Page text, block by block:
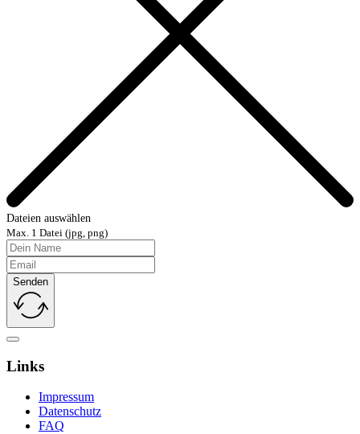
Dateien auswählen
Max. 1 Datei (jpg, png)
Senden
Links
Impressum
Datenschutz
FAQ